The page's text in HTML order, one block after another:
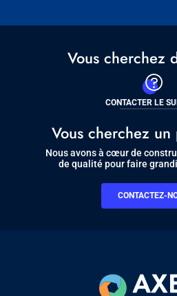
Vous cherchez
CONTACTER LE
Vous cherchez
Nous avons à cœur de
de qualité pour faire
CONTACTEZ-